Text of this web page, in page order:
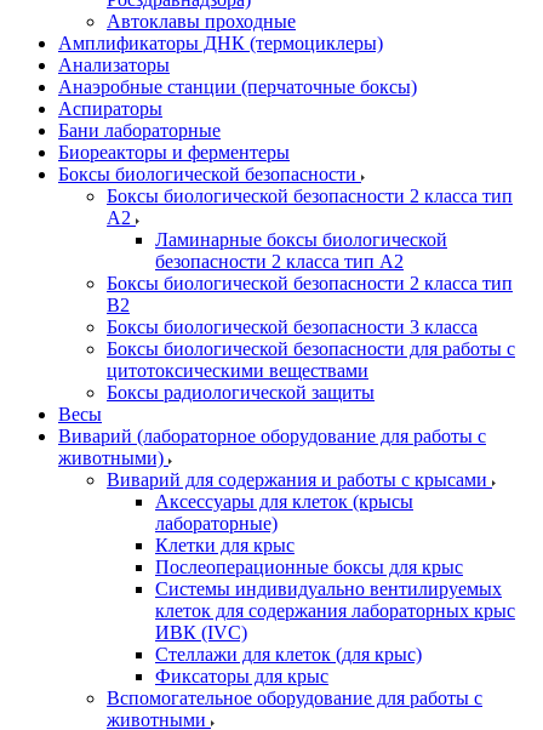
Автоклавы проходные
Амплификаторы ДНК (термоциклеры)
Анализаторы
Анаэробные станции (перчаточные боксы)
Аспираторы
Бани лабораторные
Биореакторы и ферментеры
Боксы биологической безопасности
Боксы биологической безопасности 2 класса тип
A2
Ламинарные боксы биологической
безопасности 2 класса тип A2
Боксы биологической безопасности 2 класса тип
B2
Боксы биологической безопасности 3 класса
Боксы биологической безопасности для работы с
цитотоксическими веществами
Боксы радиологической защиты
Весы
Виварий (лабораторное оборудование для работы с
животными)
Виварий для содержания и работы с крысами
Аксессуары для клеток (крысы
лабораторные)
Клетки для крыс
Послеоперационные боксы для крыс
Системы индивидуально вентилируемых
клеток для содержания лабораторных крыс
ИВК (IVC)
Стеллажи для клеток (для крыс)
Фиксаторы для крыс
Вспомогательное оборудование для работы с
животными